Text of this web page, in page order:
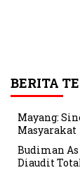
BERITA
Mayang:
Masyarakat
Budiman
Diaudit